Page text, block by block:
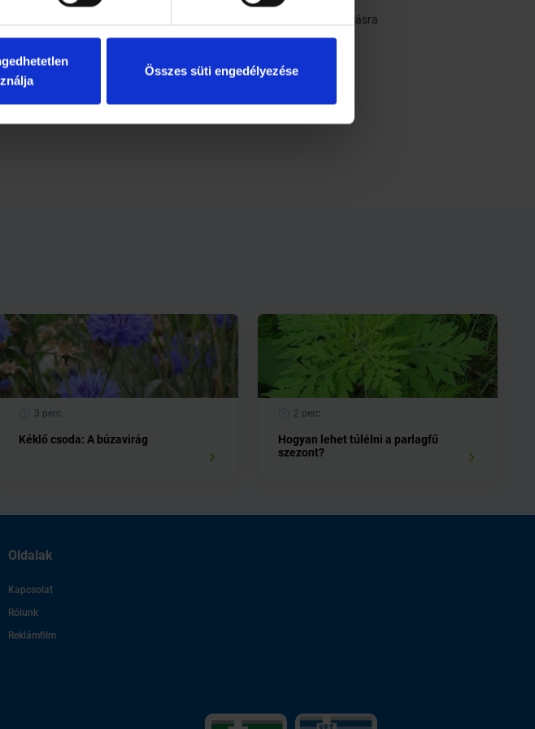
Összes süti engedélyezése
megfelelő készítménnyel, megfelelő dózisban és ideig! Az adagolásra
valamint a felnőtteknél a szájon át alkalmazott
betegség esetén (hemokromatozis), amikor a bélből való
ezzel” – tájékoztat a főorvosnő.
3 perc
Kéklő csoda: A búzavirág
2 perc
Hogyan lehet túlélni a parlagfű
szezont?
Oldalak
Kapcsolat
Rólunk
Reklámfilm